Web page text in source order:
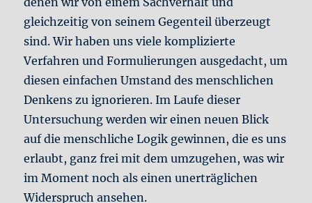
gleichzeitig von seinem Gegenteil überzeugt
sind. Wir haben uns viele komplizierte
Verfahren und Formulierungen ausgedacht, um
diesen einfachen Umstand des menschlichen
Denkens zu ignorieren. Im Laufe dieser
Untersuchung werden wir einen neuen Blick
auf die menschliche Logik gewinnen, die es uns
erlaubt, ganz frei mit dem umzugehen, was wir
im Moment noch als einen unerträglichen
Widerspruch ansehen.